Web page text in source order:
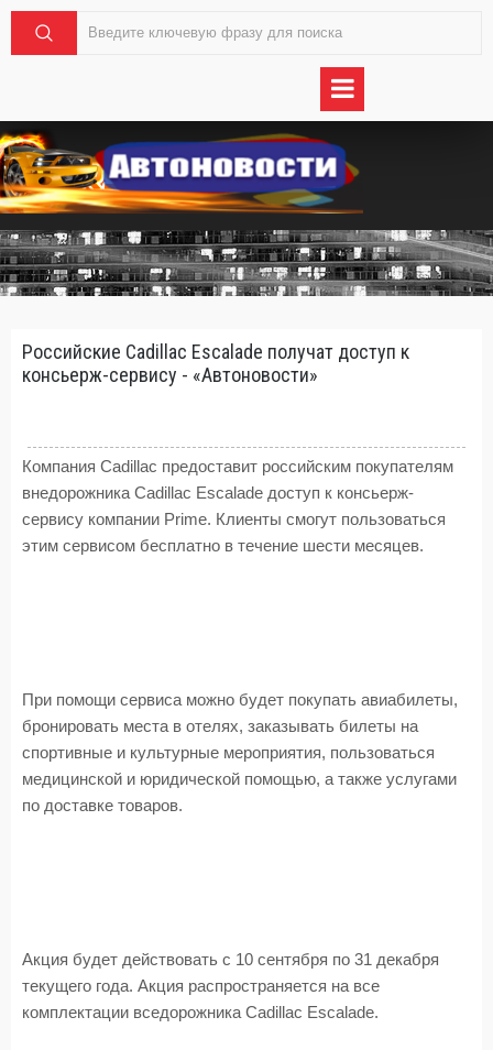
Российские Cadillac Escalade получат доступ к
консьерж-сервису - «Автоновости»
Компания Cadillac предоставит российским покупателям
внедорожника Cadillac Escalade доступ к консьерж-
сервису компании Prime. Клиенты смогут пользоваться
этим сервисом бесплатно в течение шести месяцев.
При помощи сервиса можно будет покупать авиабилеты,
бронировать места в отелях, заказывать билеты на
спортивные и культурные мероприятия, пользоваться
медицинской и юридической помощью, а также услугами
по доставке товаров.
Акция будет действовать с 10 сентября по 31 декабря
текущего года. Акция распространяется на все
комплектации вседорожника Cadillac Escalade.